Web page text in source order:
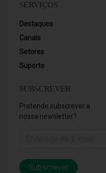
SERVIÇOS
Destaques
Canais
Setores
Suporte
SUBSCREVER
Pretende subscrever a
nossa newsletter?
Subscrever